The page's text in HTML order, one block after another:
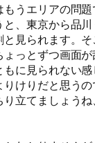
うエリアの問題
、東京から品
と見られます。
っとずつ画面
に見られない
りけりだと思う
り立てましょう